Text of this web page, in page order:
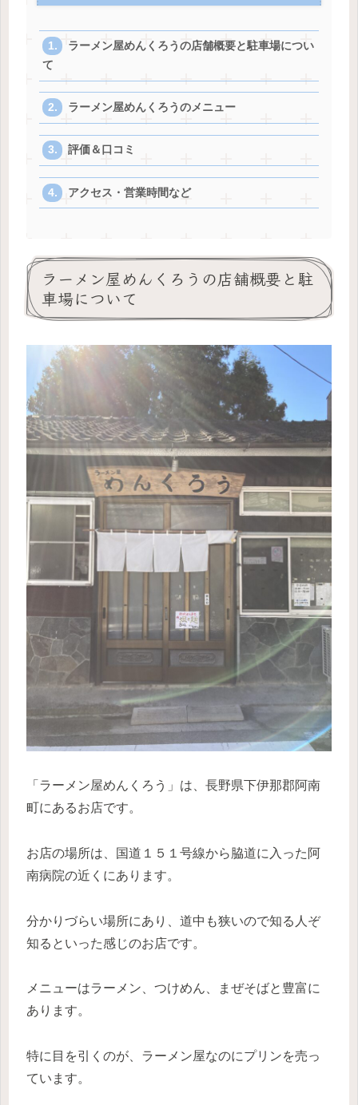
ラーメン屋めんくろうの店舗概要と駐車場につい
て
ラーメン屋めんくろうのメニュー
評価＆口コミ
アクセス・営業時間など
ラーメン屋めんくろうの店舗概要と駐
車場について
「ラーメン屋めんくろう」は、長野県下伊那郡阿南
町にあるお店です。
お店の場所は、国道１５１号線から脇道に入った阿
南病院の近くにあります。
分かりづらい場所にあり、道中も狭いので知る人ぞ
知るといった感じのお店です。
メニューはラーメン、つけめん、まぜそばと豊富に
あります。
特に目を引くのが、ラーメン屋なのにプリンを売っ
ています。